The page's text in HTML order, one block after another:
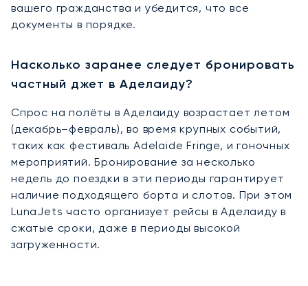
вашего гражданства и убедится, что все
документы в порядке.
Насколько заранее следует бронировать
частный джет в Аделаиду?
Спрос на полёты в Аделаиду возрастает летом
(декабрь–февраль), во время крупных событий,
таких как фестиваль Adelaide Fringe, и гоночных
мероприятий. Бронирование за несколько
недель до поездки в эти периоды гарантирует
наличие подходящего борта и слотов. При этом
LunaJets часто организует рейсы в Аделаиду в
сжатые сроки, даже в периоды высокой
загруженности.